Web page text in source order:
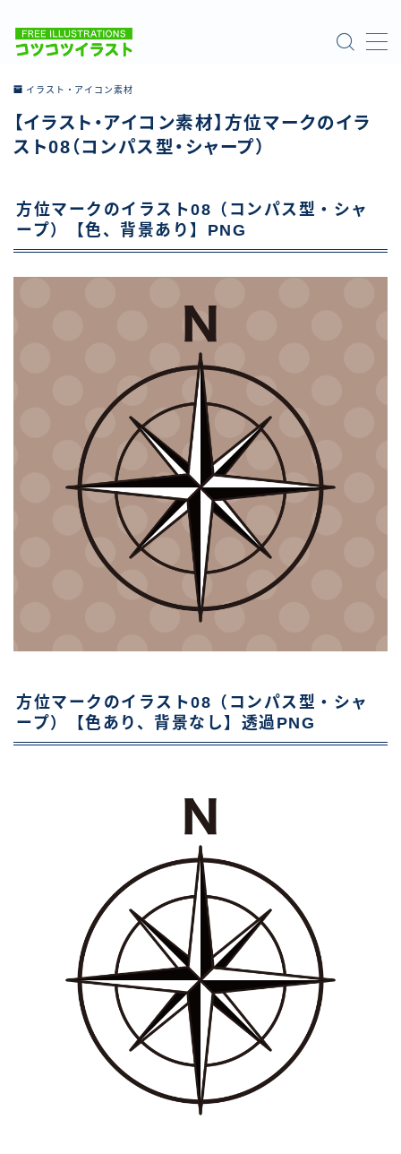
ホーム
お問い合わせ
イラスト・アイコン素材
【イラスト・アイコン素材】方位マークのイラ
スト08（コンパス型・シャープ）
方位マークのイラスト08（コンパス型・シャ
ープ）【色、背景あり】PNG
方位マークのイラスト08（コンパス型・シャ
ープ）【色あり、背景なし】透過PNG